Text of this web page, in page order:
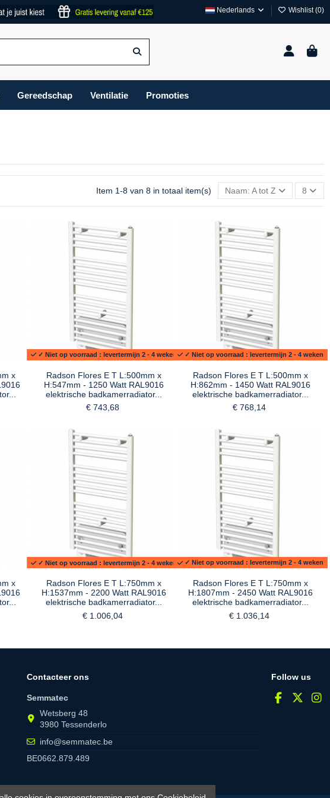
Nederlands Wishlist (0)
Gereedschap Ventilatie Promoties
Item 1-8 van 8 in totaal item(s) Naam: A tot Z 8
x
✓ Niet op voorraad : levertermijn 2 - 4 weken
Radson Flores E T L:500mm x
H:547mm - 1250 Watt RAL9016
elektrische badkamerradiator...
€ 743,68
✓ Niet op voorraad : levertermijn 2 - 4 weken
Radson Flores E T L:500mm x
H:862mm - 1450 Watt RAL9016
elektrische badkamerradiator...
€ 768,14
x
✓ Niet op voorraad : levertermijn 2 - 4 weken
Radson Flores E T L:750mm x
H:1537mm - 2200 Watt RAL9016
elektrische badkamerradiator...
€ 1.006,04
✓ Niet op voorraad : levertermijn 2 - 4 weken
Radson Flores E T L:750mm x
H:1807mm - 2450 Watt RAL9016
elektrische badkamerradiator...
€ 1.036,14
Contacteer ons
Semmatec
Wetsberg 48
3980 Tessenderlo
info@semmatec.be
BE0662.879.489
Follow us